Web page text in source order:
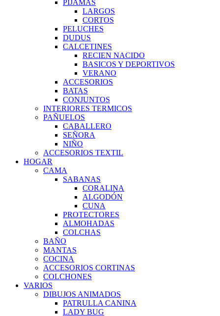
PIJAMAS
LARGOS
CORTOS
PELUCHES
DUDUS
CALCETINES
RECIEN NACIDO
BASICOS Y DEPORTIVOS
VERANO
ACCESORIOS
BATAS
CONJUNTOS
INTERIORES TERMICOS
PAÑUELOS
CABALLERO
SEÑORA
NIÑO
ACCESORIOS TEXTIL
HOGAR
CAMA
SABANAS
CORALINA
ALGODÓN
CUNA
PROTECTORES
ALMOHADAS
COLCHAS
BAÑO
MANTAS
COCINA
ACCESORIOS CORTINAS
COLCHONES
VARIOS
DIBUJOS ANIMADOS
PATRULLA CANINA
LADY BUG